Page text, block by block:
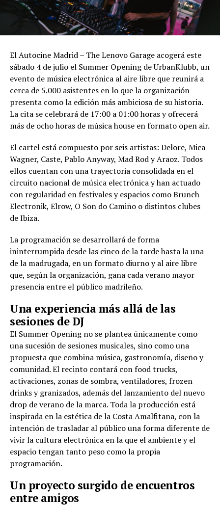
El Autocine Madrid – The Lenovo Garage acogerá este
sábado 4 de julio el Summer Opening de UrbanKlubb, un
evento de música electrónica al aire libre que reunirá a
cerca de 5.000 asistentes en lo que la organización
presenta como la edición más ambiciosa de su historia.
La cita se celebrará de 17:00 a 01:00 horas y ofrecerá
más de ocho horas de música house en formato open air.
El cartel está compuesto por seis artistas: Delore, Mica
Wagner, Caste, Pablo Anyway, Mad Rod y Araoz. Todos
ellos cuentan con una trayectoria consolidada en el
circuito nacional de música electrónica y han actuado
con regularidad en festivales y espacios como Brunch
Electronik, Elrow, O Son do Camiño o distintos clubes
de Ibiza.
La programación se desarrollará de forma
ininterrumpida desde las cinco de la tarde hasta la una
de la madrugada, en un formato diurno y al aire libre
que, según la organización, gana cada verano mayor
presencia entre el público madrileño.
Una experiencia más allá de las
sesiones de DJ
El Summer Opening no se plantea únicamente como
una sucesión de sesiones musicales, sino como una
propuesta que combina música, gastronomía, diseño y
comunidad. El recinto contará con food trucks,
activaciones, zonas de sombra, ventiladores, frozen
drinks y granizados, además del lanzamiento del nuevo
drop de verano de la marca. Toda la producción está
inspirada en la estética de la Costa Amalfitana, con la
intención de trasladar al público una forma diferente de
vivir la cultura electrónica en la que el ambiente y el
espacio tengan tanto peso como la propia
programación.
Un proyecto surgido de encuentros
entre amigos